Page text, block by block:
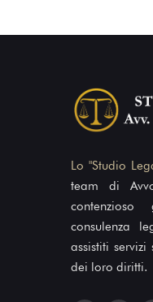
Lo "Studio
team di
consulenza
assistiti
dei loro diritti.